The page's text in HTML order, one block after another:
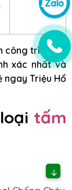
công trình. Để
xác nhất và
ngay Triệu Hổ
tấm
↓